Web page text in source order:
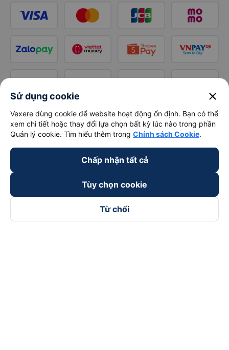
Sử dụng cookie close
Vexere dùng cookie để website hoạt động ổn định. Bạn có thể
xem chi tiết hoặc thay đổi lựa chọn bất kỳ lúc nào trong phần
Quản lý cookie. Tìm hiểu thêm trong Chính sách Cookie.
Chấp nhận tất cả
Tùy chọn cookie
Từ chối